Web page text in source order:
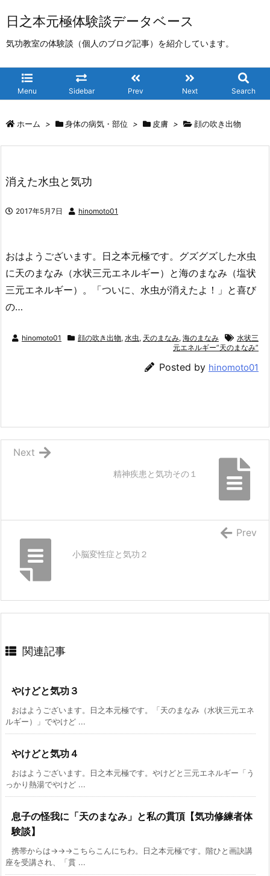
日之本元極体験談データベース
気功教室の体験談（個人のブログ記事）を紹介しています。
Menu Sidebar Prev Next Search
ホーム > 身体の病気・部位 > 皮膚 > 顔の吹き出物
消えた水虫と気功
2017年5月7日 hinomoto01
おはようございます。日之本元極です。グズグズした水虫
に天のまなみ（水状三元エネルギー）と海のまなみ（塩状
三元エネルギー）。「ついに、水虫が消えたよ！」と喜び
の…
hinomoto01 顔の吹き出物, 水虫, 天のまなみ, 海のまなみ
水状三
元エネルギー”天のまなみ”
Posted by hinomoto01
精神疾患と気功その１
Next
小脳変性症と気功２
Prev
関連記事
やけどと気功３
おはようございます。日之本元極です。「天のまなみ（水状三元エネ
ルギー）」でやけど ...
やけどと気功４
おはようございます。日之本元極です。やけどと三元エネルギー「う
っかり熱湯でやけど ...
息子の怪我に「天のまなみ」と私の貫頂【気功修練者体
験談】
携帯からは→→→こちらこんにちわ。日之本元極です。階ひと画訣講
座を受講され、「貫 ...